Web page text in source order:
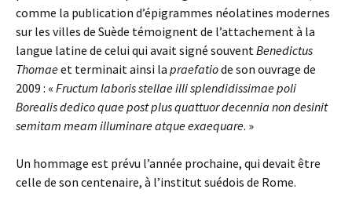
comme la publication d’épigrammes néolatines modernes
sur les villes de Suède témoignent de l’attachement à la
langue latine de celui qui avait signé souventBenedictus
Thomaeet terminait ainsi la praefatiode son ouvrage de
2009 : « Fructum laboris stellae illi splendidissimae poli
Borealis dedico quae post plus quattuor decennia non desinit
semitam meam illuminare atque exaequare. »
Un hommage est prévu l’année prochaine, qui devait être
celle de son centenaire, à l’institut suédois de Rome.